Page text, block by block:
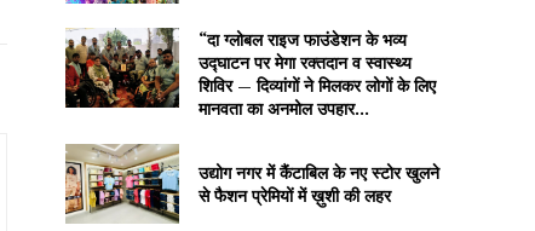
“दा ग्लोबल राइज फाउंडेशन के भव्य
उद्घाटन पर मेगा रक्तदान व स्वास्थ्य
शिविर — दिव्यांगों ने मिलकर लोगों के लिए
मानवता का अनमोल उपहार...
उद्योग नगर में कैंटाबिल के नए स्टोर खुलने
से फैशन प्रेमियों में ख़ुशी की लहर